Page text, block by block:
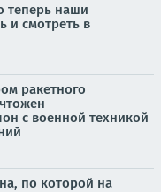
теперь наши
и смотреть в
ракетного
с военной техникой
по которой на